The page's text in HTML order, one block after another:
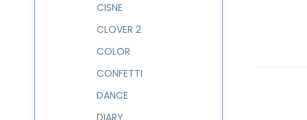
CISNE
CLOVER 2
COLOR
CONFETTI
DANCE
DIARY